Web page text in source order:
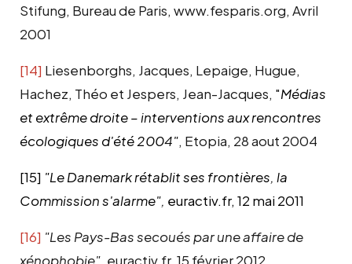
Stifung, Bureau de Paris, www.fesparis.org, Avril
2001
[14] Liesenborghs, Jacques, Lepaige, Hugue,
Hachez, Théo et Jespers, Jean-Jacques, "Médias
et extrême droite – interventions aux rencontres
écologiques d'été 2004", Etopia, 28 aout 2004
[15] "Le Danemark rétablit ses frontières, la
Commission s'alarme", euractiv.fr, 12 mai 2011
[16] "Les Pays-Bas secoués par une affaire de
xénophobie" , euractiv.fr, 15 février 2012